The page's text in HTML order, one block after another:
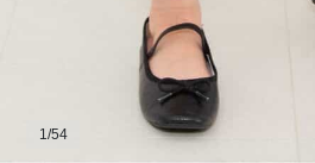
1 /54